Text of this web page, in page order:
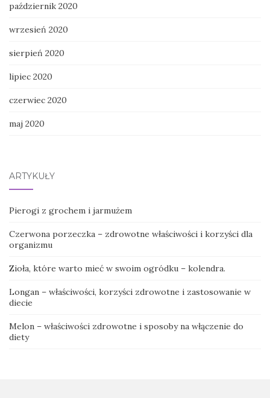
październik 2020
wrzesień 2020
sierpień 2020
lipiec 2020
czerwiec 2020
maj 2020
ARTYKUŁY
Pierogi z grochem i jarmużem
Czerwona porzeczka – zdrowotne właściwości i korzyści dla
organizmu
Zioła, które warto mieć w swoim ogródku – kolendra.
Longan – właściwości, korzyści zdrowotne i zastosowanie w
diecie
Melon – właściwości zdrowotne i sposoby na włączenie do
diety